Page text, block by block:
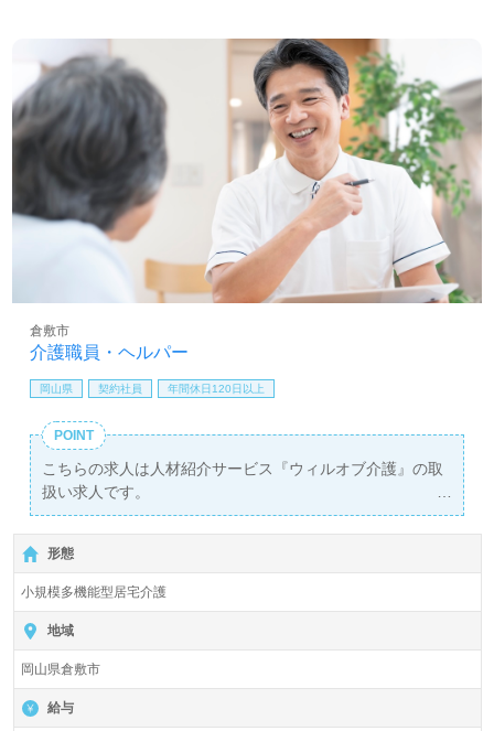
介護職員・ヘルパー
倉敷市
岡山県 契約社員 年間休日120日以上
POINT
こちらの求人は人材紹介サービス『ウィルオブ介護』の取
扱い求人です。
詳細に関してお気軽にご相談ください♪
【無料】で皆さんの転職活動をサポートいたします。
形態
小規模多機能型居宅介護
地域
岡山県倉敷市
給与